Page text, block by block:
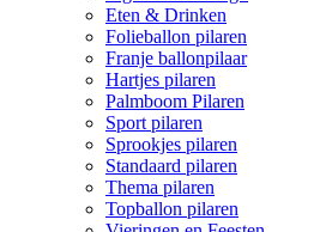
Eten & Drinken
Folieballon pilaren
Franje ballonpilaar
Hartjes pilaren
Palmboom Pilaren
Sport pilaren
Sprookjes pilaren
Standaard pilaren
Thema pilaren
Topballon pilaren